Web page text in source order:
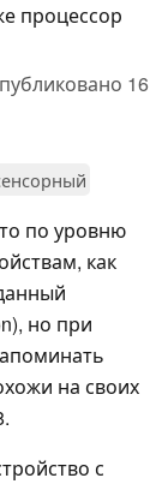
процессор
16
по уровню
как
но при
на своих
с